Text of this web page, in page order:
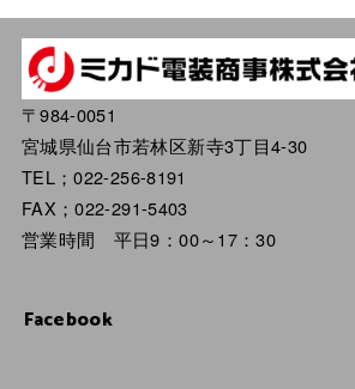
〒984-0051
宮城県仙台市若林区新寺3丁目4-30
TEL；022-256-8191
FAX；022-291-5403
営業時間 平日9：00～17：30
Facebook